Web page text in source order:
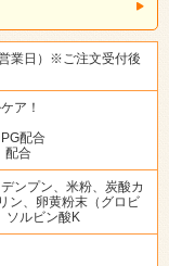
業日）※ご注文受付後
ア！
配合
配合
ンプン、米粉、炭酸カ
ン、卵黄粉末（グロビ
ソルビン酸K